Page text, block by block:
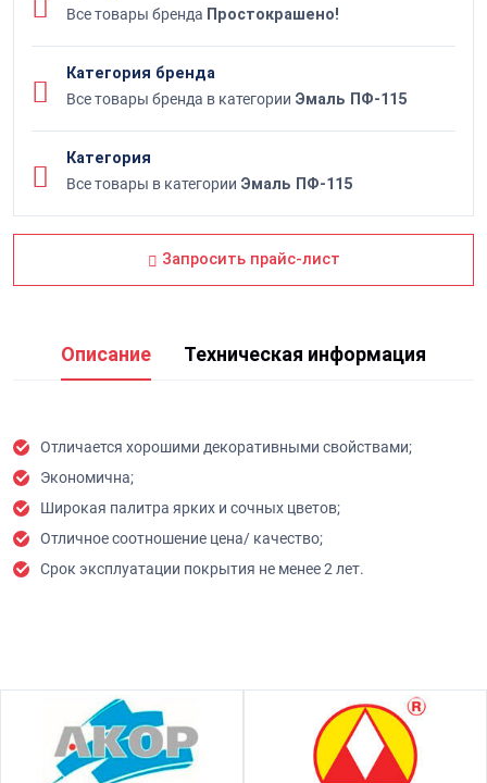
Все товары бренда Простокрашено!
Категория бренда
Все товары бренда в категории Эмаль ПФ-115
Категория
Все товары в категории Эмаль ПФ-115
Запросить прайс-лист
Описание Техническая информация
Отличается хорошими декоративными свойствами;
Экономична;
Широкая палитра ярких и сочных цветов;
Отличное соотношение цена/ качество;
Срок эксплуатации покрытия не менее 2 лет.